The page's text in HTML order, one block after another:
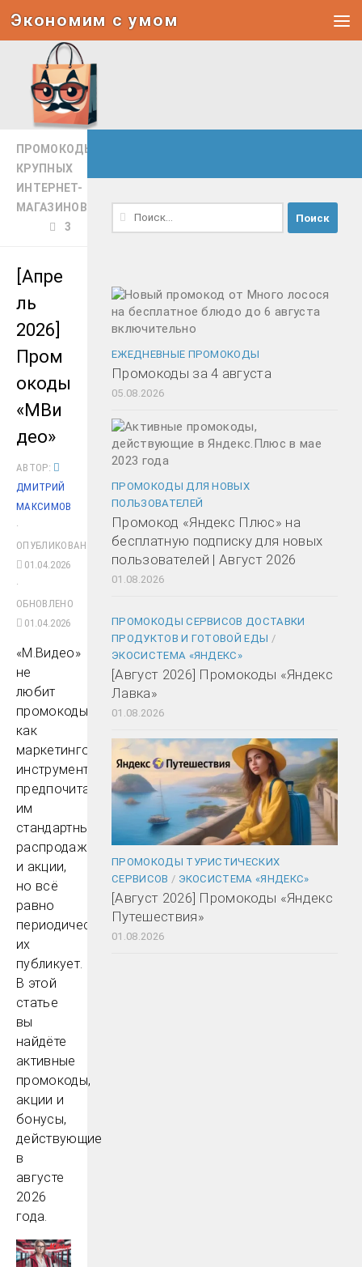
Под записью
Экономим с умом
ПРОМОКОДЫ
КРУПНЫХ
ИНТЕРНЕТ-
МАГАЗИНОВ
3
[Апре
ль
2026]
Пром
окоды
«МВи
део»
АВТОР:
ДМИТРИЙ
МАКСИМОВ
·
ОПУБЛИКОВАНО
01.04.2026
·
ОБНОВЛЕНО
01.04.2026
«М.Видео»
не
любит
промокоды,
как
маркетинговый
инструмент,
предпочитая
им
стандартные
распродажи
и акции,
но всё
равно
периодически
их
публикует.
В этой
статье
вы
найдёте
активные
промокоды,
акции и
бонусы,
действующие
в
августе
2026
года.
Найти:
ЕЖЕДНЕВНЫЕ ПРОМОКОДЫ
Промокоды за 4 августа
05.08.2026
ПРОМОКОДЫ ДЛЯ НОВЫХ
ПОЛЬЗОВАТЕЛЕЙ
Промокод «Яндекс Плюс» на
бесплатную подписку для новых
пользователей | Август 2026
01.08.2026
ПРОМОКОДЫ СЕРВИСОВ ДОСТАВКИ
ПРОДУКТОВ И ГОТОВОЙ ЕДЫ /
ЭКОСИСТЕМА «ЯНДЕКС»
[Август 2026] Промокоды «Яндекс
Лавка»
01.08.2026
ПРОМОКОДЫ ТУРИСТИЧЕСКИХ
СЕРВИСОВ / ЭКОСИСТЕМА «ЯНДЕКС»
[Август 2026] Промокоды «Яндекс
Путешествия»
01.08.2026